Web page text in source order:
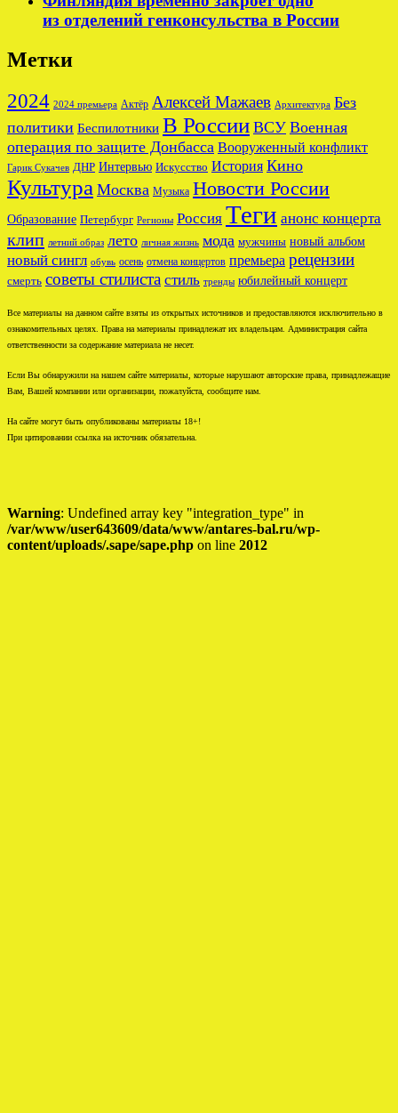
из отделений генконсульства в России
Метки
2024 2024 премьера Актёр Алексей Мажаев Архитектура Без
политики Беспилотники В России ВСУ Военная
операция по защите Донбасса Вооруженный конфликт
Гарик Сукачев ДНР Интервью Искусство История Кино
Культура Москва Музыка Новости России
Образование Петербург Регионы Россия Теги анонс концерта
клип летний образ лето личная жизнь мода мужчины новый альбом
новый сингл обувь осень отмена концертов премьера рецензии
смерть советы стилиста стиль тренды юбилейный концерт
Все материалы на данном сайте взяты из открытых источников и предоставляются исключительно в
ознакомительных целях. Права на материалы принадлежат их владельцам. Администрация сайта
ответственности за содержание материала не несет.
Если Вы обнаружили на нашем сайте материалы, которые нарушают авторские права, принадлежащие
Вам, Вашей компании или организации, пожалуйста, сообщите нам.
На сайте могут быть опубликованы материалы 18+!
При цитировании ссылка на источник обязательна.
Warning: Undefined array key "integration_type" in
/var/www/user643609/data/www/antares-bal.ru/wp-
content/uploads/.sape/sape.php on line 2012